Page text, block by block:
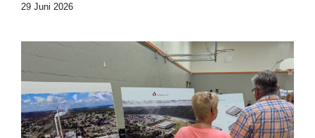
29 Juni 2026